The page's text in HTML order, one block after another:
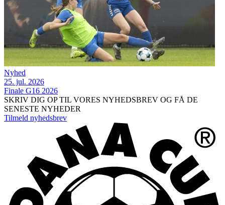
Nyhed
25. jul. 2026
Finale G16 2026
SKRIV DIG OP TIL VORES NYHEDSBREV OG FÅ DE
SENESTE NYHEDER
Tilmeld nyhedsbrev